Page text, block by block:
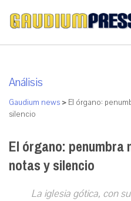
Análisis
Gaudium news > El órgano:
silencio
El órgano: penumbra
notas y silencio
La iglesia gótica, con